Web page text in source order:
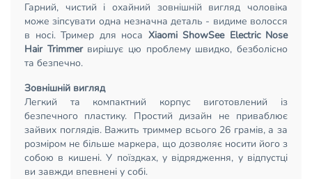
Гарний, чистий і охайний зовнішній вигляд чоловіка
може зіпсувати одна незначна деталь - видиме волосся
в носі. Тример для носа Xiaomi ShowSee Electric Nose
Hair Trimmer вирішує цю проблему швидко, безболісно
та безпечно.
Зовнішній вигляд
Легкий та компактний корпус виготовлений із
безпечного пластику. Простий дизайн не приваблює
зайвих поглядів. Важить триммер всього 26 грамів, а за
розміром не більше маркера, що дозволяє носити його з
собою в кишені. У поїздках, у відрядження, у відпустці
ви завжди впевнені у собі.